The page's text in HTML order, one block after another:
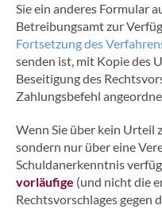
Sie ein anderes Formular
Betreibungsamt zur
Fortsetzung des
senden ist, mit Kopie des
Beseitigung des
Zahlungsbefehl
Wenn Sie über kein Urteil
sondern nur über eine
Schuldanerkenntnis
vorläufige (und nicht die
Rechtsvorschlages gegen